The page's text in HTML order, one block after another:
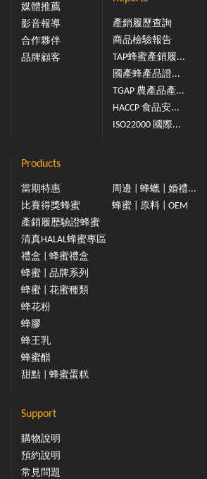
媒體推薦
影音報導
合作夥伴
品牌顧客
產銷履歷查詢
商品檢驗報告
TAP蜂蜜產銷履...
國產蜂產品證...
TGAP 農產品產...
HACCP 食品安...
ISO22000 國際...
Products
當期特惠
比賽得獎蜂蜜
產銷履歷驗證蜂蜜
清真HALAL蜂蜜專區
禮盒 | 蜂蜜禮盒
蜂蜜 | 品牌系列
蜂蜜 | 花蜜種類
蜂花粉
蜂膠
蜂王乳
蜂蜜醋
甜點 | 蜂蜜蛋糕
周邊 | 蜂蠟 | 婚禮...
蜂蜜 | 原料 | OEM
Support
購物說明
預約說明
常見問題